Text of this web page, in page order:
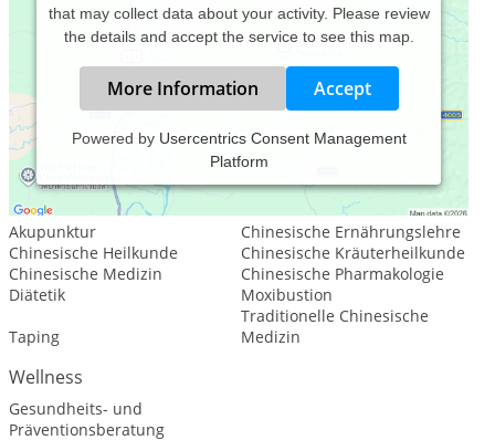
that may collect data about your activity. Please review
the details and accept the service to see this map.
More Information Accept
Powered by Usercentrics Consent Management
Platform
Leistungsspektrum:
Traditionelle und komplementäre Medizin, Heilkunde
Akupunktur
Chinesische Ernährungslehre
Chinesische Heilkunde
Chinesische Kräuterheilkunde
Chinesische Medizin
Chinesische Pharmakologie
Diätetik
Moxibustion
Taping
Traditionelle Chinesische
Medizin
Wellness
Gesundheits- und
Präventionsberatung